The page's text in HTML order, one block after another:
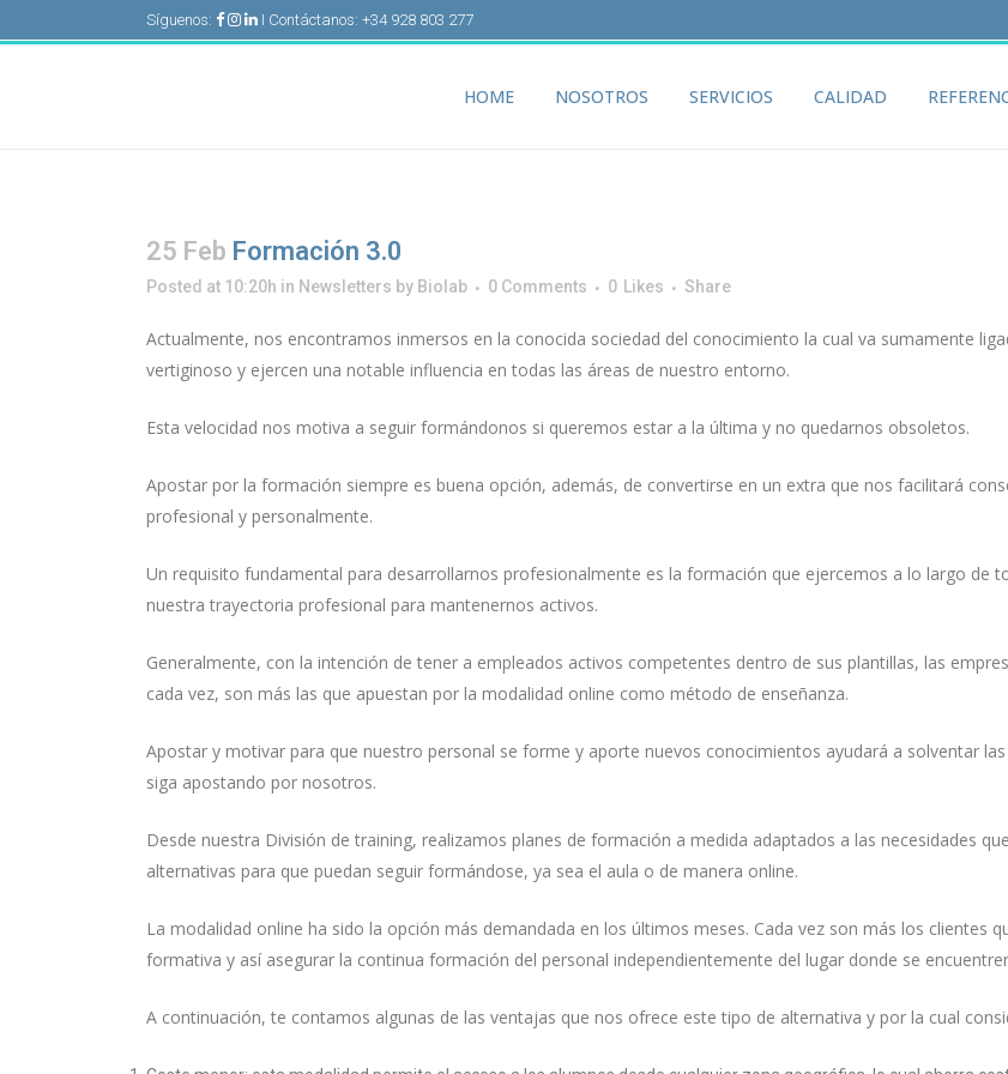
Síguenos: I Contáctanos: +34 928 803 277
HOME NOSOTROS SERVICIOS CALIDAD
25 Feb Formación 3.0
Posted at 10:20h in Newsletters by Biolab 0 Comments 0 Likes Share
Actualmente, nos encontramos inmersos en la conocida sociedad del conocimiento la cual va sumamente
vertiginoso y ejercen una notable influencia en todas las áreas de nuestro entorno.
Esta velocidad nos motiva a seguir formándonos si queremos estar a la última y no quedarnos obsoletos.
Apostar por la formación siempre es buena opción, además, de convertirse en un extra que nos facilitará
profesional y personalmente.
Un requisito fundamental para desarrollarnos profesionalmente es la formación que ejercemos a lo largo de
nuestra trayectoria profesional para mantenernos activos.
Generalmente, con la intención de tener a empleados activos competentes dentro de sus plantillas, las
cada vez, son más las que apuestan por la modalidad online como método de enseñanza.
Apostar y motivar para que nuestro personal se forme y aporte nuevos conocimientos ayudará a solventar
siga apostando por nosotros.
Desde nuestra División de training, realizamos planes de formación a medida adaptados a las necesidades
alternativas para que puedan seguir formándose, ya sea el aula o de manera online.
La modalidad online ha sido la opción más demandada en los últimos meses. Cada vez son más los clientes
formativa y así asegurar la continua formación del personal independientemente del lugar donde se
A continuación, te contamos algunas de las ventajas que nos ofrece este tipo de alternativa y por la cual
DE SU INTERÉS